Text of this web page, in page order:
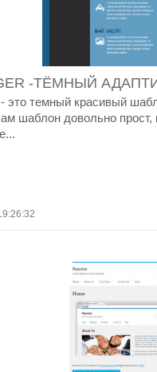
-ТЁМНЫЙ
это темный красивый
шаблон довольно